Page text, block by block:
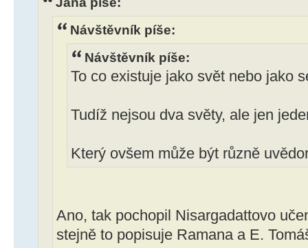
Návštěvník píše:
Návštěvník píše:
To co existuje jako svět nebo jako
Tudíž nejsou dva světy, ale jen
Který ovšem může být různě
Ano, tak pochopil Nisargadattovo
stejně to popisuje Ramana a E.